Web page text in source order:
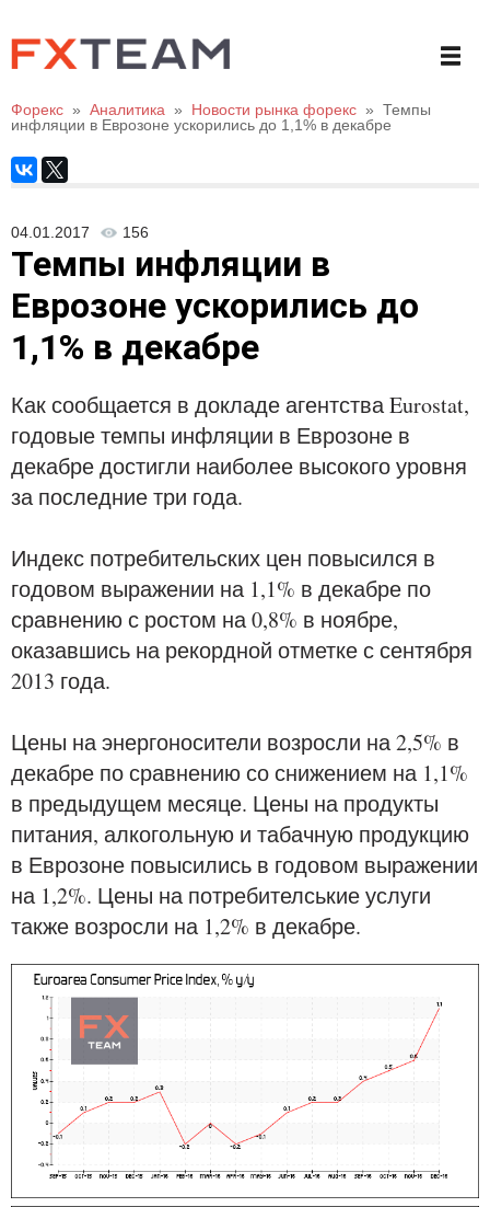
Форекс » Аналитика » Новости рынка форекс » Темпы
инфляции в Еврозоне ускорились до 1,1% в декабре
04.01.2017 156
Темпы инфляции в
Еврозоне ускорились до
1,1% в декабре
Как сообщается в докладе агентства Eurostat,
годовые темпы инфляции в Еврозоне в
декабре достигли наиболее высокого уровня
за последние три года.
Индекс потребительских цен повысился в
годовом выражении на 1,1% в декабре по
сравнению с ростом на 0,8% в ноябре,
оказавшись на рекордной отметке с сентября
2013 года.
Цены на энергоносители возросли на 2,5% в
декабре по сравнению со снижением на 1,1%
в предыдущем месяце. Цены на продукты
питания, алкогольную и табачную продукцию
в Еврозоне повысились в годовом выражении
на 1,2%. Цены на потребителськие услуги
также возросли на 1,2% в декабре.